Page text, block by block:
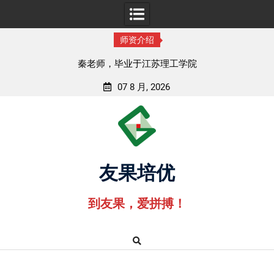
师资介绍
秦老师，毕业于江苏理工学院
07 8 月, 2026
友果培优
到友果，爱拼搏！